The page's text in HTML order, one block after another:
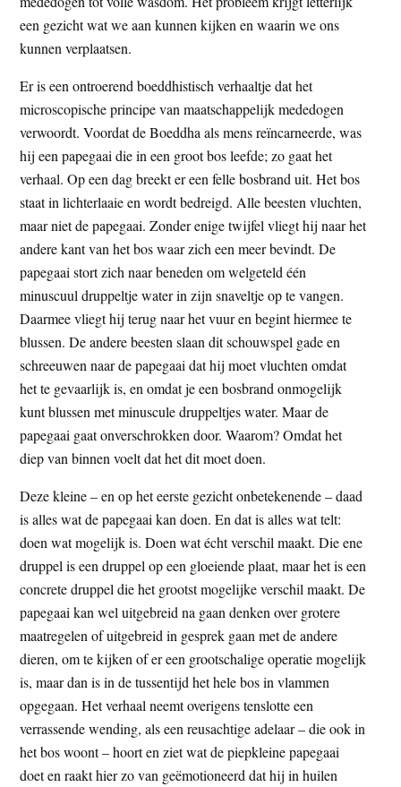
een gezicht wat we aan kunnen kijken en waarin we ons
kunnen verplaatsen.
Er is een ontroerend boeddhistisch verhaaltje dat het
microscopische principe van maatschappelijk mededogen
verwoordt. Voordat de Boeddha als mens reïncarneerde, was
hij een papegaai die in een groot bos leefde; zo gaat het
verhaal. Op een dag breekt er een felle bosbrand uit. Het bos
staat in lichterlaaie en wordt bedreigd. Alle beesten vluchten,
maar niet de papegaai. Zonder enige twijfel vliegt hij naar het
andere kant van het bos waar zich een meer bevindt. De
papegaai stort zich naar beneden om welgeteld één
minuscuul druppeltje water in zijn snaveltje op te vangen.
Daarmee vliegt hij terug naar het vuur en begint hiermee te
blussen. De andere beesten slaan dit schouwspel gade en
schreeuwen naar de papegaai dat hij moet vluchten omdat
het te gevaarlijk is, en omdat je een bosbrand onmogelijk
kunt blussen met minuscule druppeltjes water. Maar de
papegaai gaat onverschrokken door. Waarom? Omdat het
diep van binnen voelt dat het dit moet doen.
Deze kleine – en op het eerste gezicht onbetekenende – daad
is alles wat de papegaai kan doen. En dat is alles wat telt:
doen wat mogelijk is. Doen wat écht verschil maakt. Die ene
druppel is een druppel op een gloeiende plaat, maar het is een
concrete druppel die het grootst mogelijke verschil maakt. De
papegaai kan wel uitgebreid na gaan denken over grotere
maatregelen of uitgebreid in gesprek gaan met de andere
dieren, om te kijken of er een grootschalige operatie mogelijk
is, maar dan is in de tussentijd het hele bos in vlammen
opgegaan. Het verhaal neemt overigens tenslotte een
verrassende wending, als een reusachtige adelaar – die ook in
het bos woont – hoort en ziet wat de piepkleine papegaai
doet en raakt hier zo van geëmotioneerd dat hij in huilen